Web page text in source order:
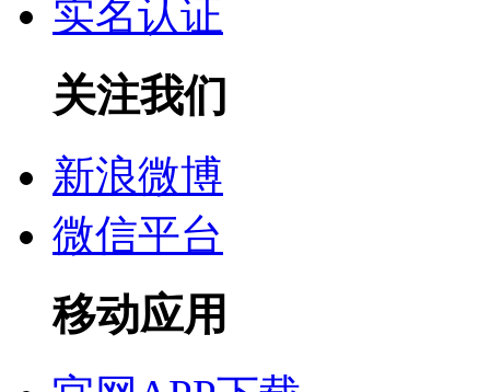
实名认证
关注我们
新浪微博
微信平台
移动应用